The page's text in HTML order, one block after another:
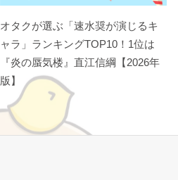
オタクが選ぶ「速水奨が演じるキ
ャラ」ランキングTOP10！1位は
『炎の蜃気楼』直江信綱【2026年
版】